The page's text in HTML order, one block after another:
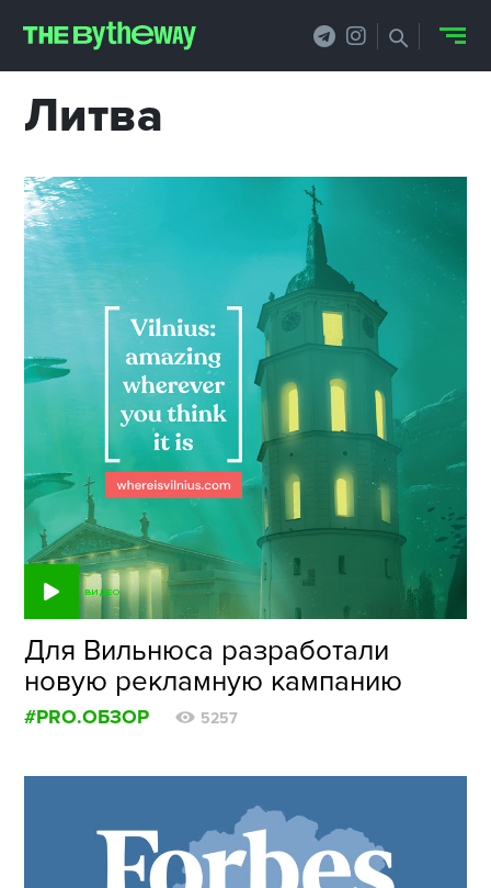
Литва
ВИДЕО
Для Вильнюса разработали
новую рекламную кампанию
#PRO.ОБЗОР 5257
PRO.ОБЗОР
ФИЛОСОФИЯ
КРЕАТИВА
БИЗНЕС И
ТЕХНОЛОГИИ
ФЕСТИВАЛИ
ФОТОГРАФИЯ
ТИПОГРАФИКА
ИСТОРИИ БРЕНДОВ
О ПРОЕКТЕ
РЕКЛАМА